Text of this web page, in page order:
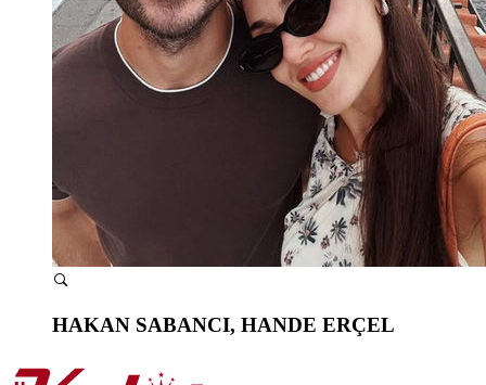
HAKAN SABANCI, HANDE ERÇEL